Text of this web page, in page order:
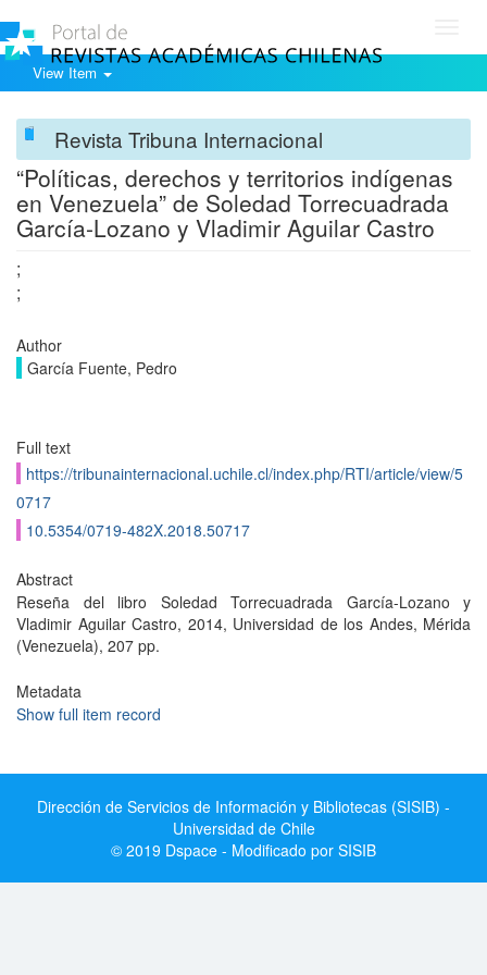
View Item
Revista Tribuna Internacional
“Políticas, derechos y territorios indígenas
en Venezuela” de Soledad Torrecuadrada
García-Lozano y Vladimir Aguilar Castro
;
;
Author
García Fuente, Pedro
Full text
https://tribunainternacional.uchile.cl/index.php/RTI/article/view/5
0717
10.5354/0719-482X.2018.50717
Abstract
Reseña del libro Soledad Torrecuadrada García-Lozano y
Vladimir Aguilar Castro, 2014, Universidad de los Andes, Mérida
(Venezuela), 207 pp.
Metadata
Show full item record
Dirección de Servicios de Información y Bibliotecas (SISIB) -
Universidad de Chile
© 2019 Dspace - Modificado por SISIB